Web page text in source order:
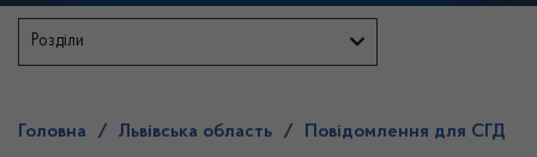
Розділи
Головна / Львівська область /
Повідомлення для СГД